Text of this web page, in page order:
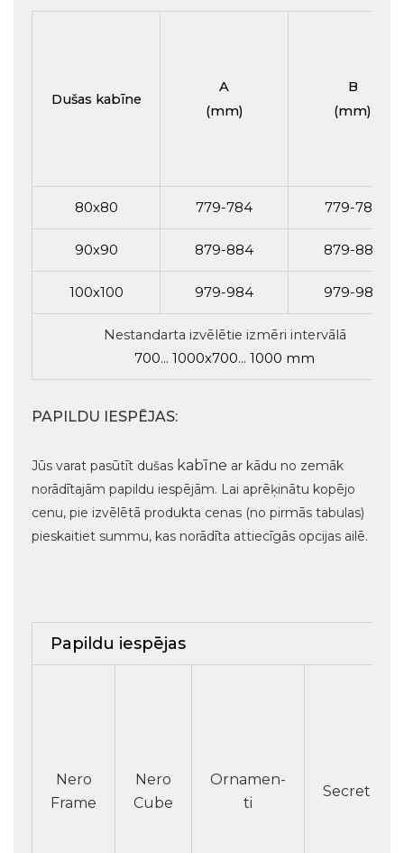
Dušas kabīne
A
(mm)
B
(mm)
80x80 779-784 779-784
90x90 879-884 879-884
100x100 979-984 979-984
Nestandarta izvēlētie izmēri intervālā
700... 1000x700... 1000 mm
PAPILDU IESPĒJAS:
Jūs varat pasūtīt dušas kabīne ar kādu no zemāk
norādītajām papildu iespējām. Lai aprēķinātu kopējo
cenu, pie izvēlētā produkta cenas (no pirmās tabulas)
pieskaitiet summu, kas norādīta attiecīgās opcijas ailē.
Papildu iespējas
Nero
Frame
Nero
Cube
Ornamen-
ti
Secret